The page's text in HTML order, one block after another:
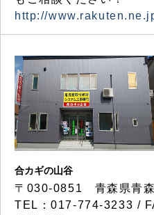
http://
合カギの山谷
〒030-0851 青森県青
TEL：017-774-3233 /